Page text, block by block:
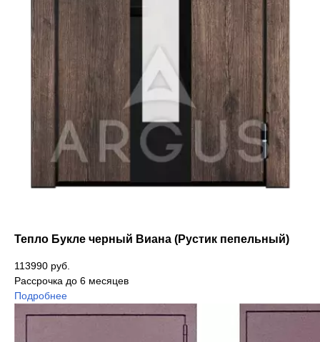
Тепло Букле черный Виана (Рустик пепельный)
113990 руб.
Рассрочка до 6 месяцев
Подробнее